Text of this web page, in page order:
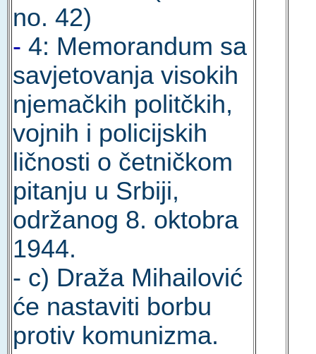
no. 42)
- 4: Memorandum sa
savjetovanja visokih
njemačkih politčkih,
vojnih i policijskih
ličnosti o četničkom
pitanju u Srbiji,
održanog 8. oktobra
1944.
- c) Draža Mihailović
će nastaviti borbu
protiv komunizma.